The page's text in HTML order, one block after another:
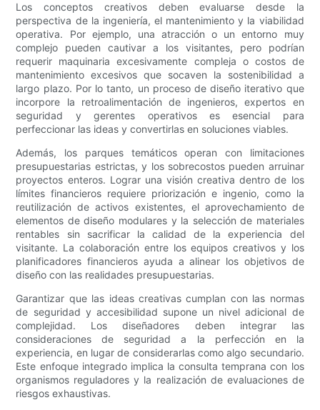
Los conceptos creativos deben evaluarse desde la
perspectiva de la ingeniería, el mantenimiento y la viabilidad
operativa. Por ejemplo, una atracción o un entorno muy
complejo pueden cautivar a los visitantes, pero podrían
requerir maquinaria excesivamente compleja o costos de
mantenimiento excesivos que socaven la sostenibilidad a
largo plazo. Por lo tanto, un proceso de diseño iterativo que
incorpore la retroalimentación de ingenieros, expertos en
seguridad y gerentes operativos es esencial para
perfeccionar las ideas y convertirlas en soluciones viables.
Además, los parques temáticos operan con limitaciones
presupuestarias estrictas, y los sobrecostos pueden arruinar
proyectos enteros. Lograr una visión creativa dentro de los
límites financieros requiere priorización e ingenio, como la
reutilización de activos existentes, el aprovechamiento de
elementos de diseño modulares y la selección de materiales
rentables sin sacrificar la calidad de la experiencia del
visitante. La colaboración entre los equipos creativos y los
planificadores financieros ayuda a alinear los objetivos de
diseño con las realidades presupuestarias.
Garantizar que las ideas creativas cumplan con las normas
de seguridad y accesibilidad supone un nivel adicional de
complejidad. Los diseñadores deben integrar las
consideraciones de seguridad a la perfección en la
experiencia, en lugar de considerarlas como algo secundario.
Este enfoque integrado implica la consulta temprana con los
organismos reguladores y la realización de evaluaciones de
riesgos exhaustivas.